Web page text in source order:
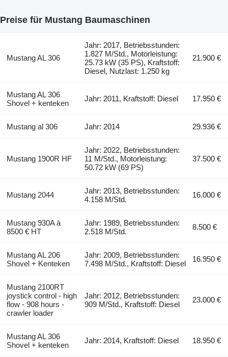
Preise für Mustang Baumaschinen
Mustang AL 306
Jahr: 2017, Betriebsstunden:
1.827 M/Std., Motorleistung:
25.73 kW (35 PS), Kraftstoff:
Diesel, Nutzlast: 1.250 kg
21.900 €
Mustang AL 306
Shovel + kenteken
Jahr: 2011, Kraftstoff: Diesel 17.950 €
Mustang al 306 Jahr: 2014 29.936 €
Mustang 1900R HF
Jahr: 2022, Betriebsstunden:
11 M/Std., Motorleistung:
50.72 kW (69 PS)
37.500 €
Mustang 2044
Jahr: 2013, Betriebsstunden:
4.158 M/Std.
16.000 €
Mustang 930A à
8500 € HT
Jahr: 1989, Betriebsstunden:
2.518 M/Std.
8.500 €
Mustang AL 206
Shovel + Kenteken
Jahr: 2009, Betriebsstunden:
7.498 M/Std., Kraftstoff: Diesel
16.950 €
Mustang 2100RT
joystick control - high
flow - 908 hours -
crawler loader
Jahr: 2012, Betriebsstunden:
909 M/Std., Kraftstoff: Diesel
23.000 €
Mustang AL 306
Shovel + kenteken
Jahr: 2014, Kraftstoff: Diesel 18.950 €